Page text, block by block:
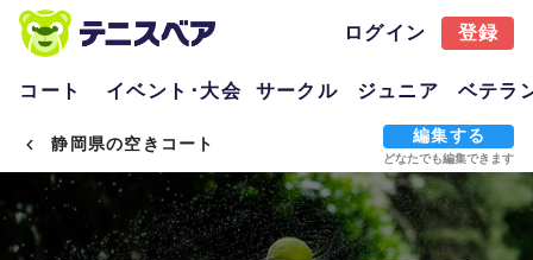
ログイン 登録
コート イベント･大会 サークル ジュニア ベテラ
静岡県の空きコート 編集する
どなたでも編集できます